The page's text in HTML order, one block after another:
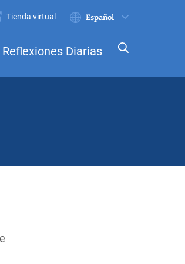
Enviar
Tienda virtual
Select
Reflexiones Diarias